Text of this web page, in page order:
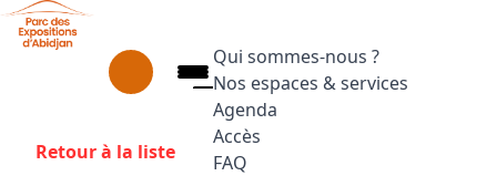
Aller au contenu principal
Qui sommes-nous ?
Nos espaces & services
Agenda
Accès
FAQ
Retour à la liste
Panneau de gestion des cookies